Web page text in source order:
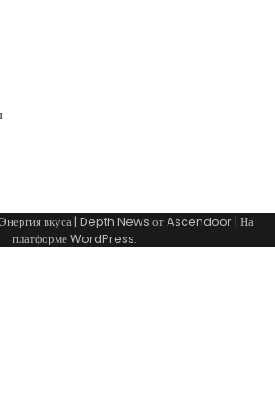
Энергия вкуса| Depth News отAscendoor| На
платформеWordPress.